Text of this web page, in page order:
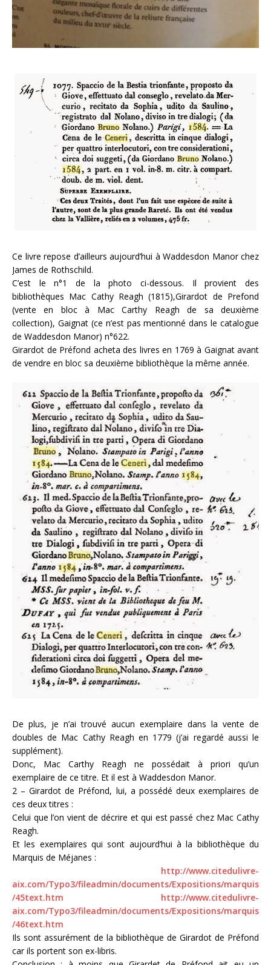
Ce livre repose d’ailleurs aujourd’hui à Waddesdon Manor chez
James de Rothschild.
C’est le n°1 de la photo ci-dessous. Il provient des
bibliothèques Mac Cathy Reagh (1815),Girardot de Prefond
(vente en bloc à Mac Carthy Reagh de sa deuxième
collection), Gaignat (ce n’est pas mentionné dans le catalogue
de Waddesdon Manor) n°622.
Girardot de Préfond acheta des livres en 1769 à Gaignat avant
de vendre en bloc sa deuxième bibliothèque la même année.
De plus, je n’ai trouvé aucun exemplaire dans la vente de
doubles de Mac Cathy Reagh en 1779 (j’ai regardé aussi le
supplément).
Donc, Mac Carthy Reagh ne possédait à priori qu’un
exemplaire de ce titre. Et il est à Waddesdon Manor.
2 – Girardot de Préfond, lui, a possédé deux exemplaires de
ces deux titres :
Celui que l’on vient de décrire et qui est passé chez Mac Cathy
Reagh.
Et les exemplaires qui sont aujourd’hui à la bibliothèque du
Marquis de Méjanes :
http://www.citedulivre-
aix.com/Typo3/fileadmin/documents/Expositions/marquis
/45text.htm
http://www.citedulivre-
aix.com/Typo3/fileadmin/documents/Expositions/marquis
/46text.htm
Ils sont assurément de la bibliothèque de Girardot de Préfond
car ils portent son ex-libris.